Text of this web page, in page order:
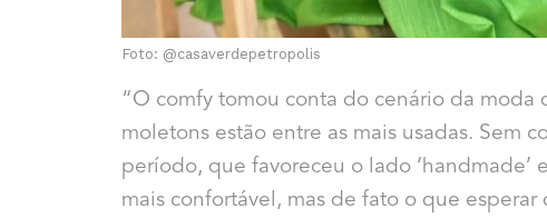
Foto: @casaverdepetropolis
“O comfy tomou conta do cenário da
moletons estão entre as mais usadas. Sem
período, que favoreceu o lado ‘handmade’
mais confortável, mas de fato o que